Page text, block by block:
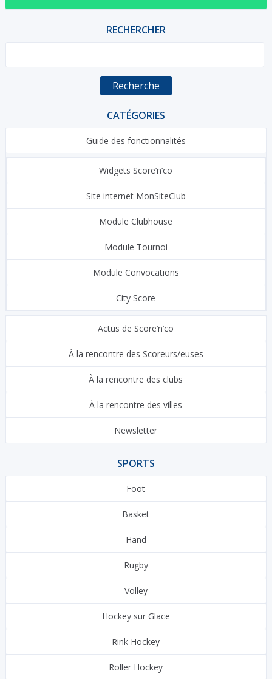
RECHERCHER
Recherche
CATÉGORIES
Guide des fonctionnalités
Widgets Score’n’co
Site internet MonSiteClub
Module Clubhouse
Module Tournoi
Module Convocations
City Score
Actus de Score’n’co
À la rencontre des Scoreurs/euses
À la rencontre des clubs
À la rencontre des villes
Newsletter
SPORTS
Foot
Basket
Hand
Rugby
Volley
Hockey sur Glace
Rink Hockey
Roller Hockey